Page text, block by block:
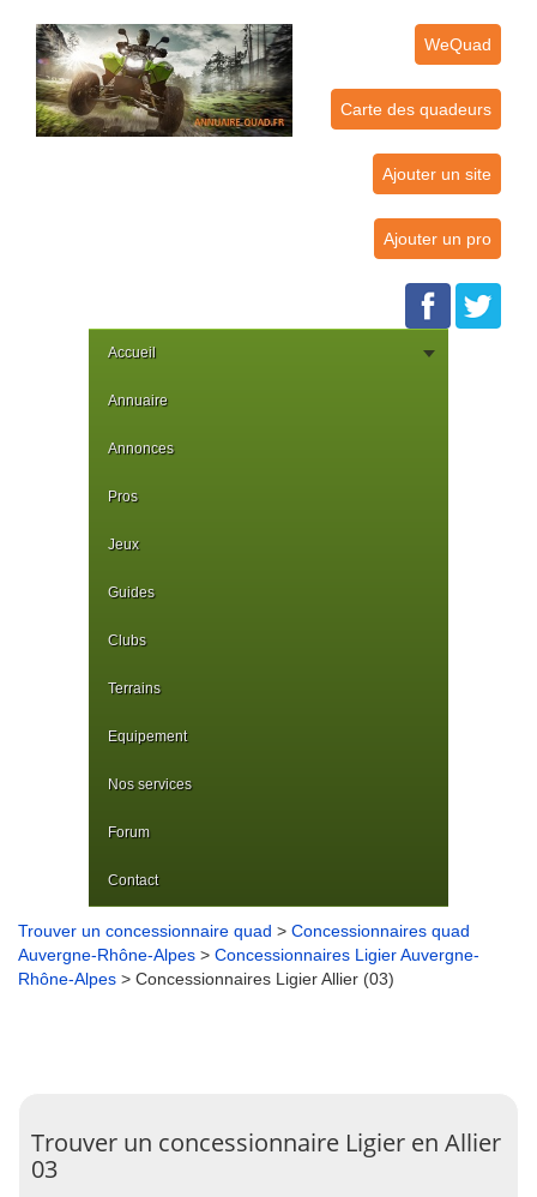
WeQuad
Carte des quadeurs
Ajouter un site
Ajouter un pro
Accueil
Annuaire
Annonces
Pros
Jeux
Guides
Clubs
Terrains
Equipement
Nos services
Forum
Contact
Trouver un concessionnaire quad > Concessionnaires quad
Auvergne-Rhône-Alpes > Concessionnaires Ligier Auvergne-
Rhône-Alpes > Concessionnaires Ligier Allier (03)
Trouver un concessionnaire Ligier en Allier
03